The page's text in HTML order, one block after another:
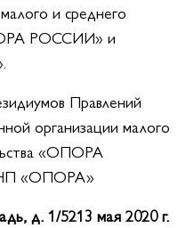
и среднего
РОССИИ» и
Правлений
организации малого
«ОПОРА
«ОПОРА»
д. 1/5213 мая 2020 г.